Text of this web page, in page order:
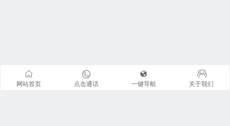
网站首页 点击通话 一键导航 关于我们